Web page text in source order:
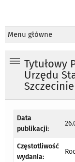
Menu główne
Tytułowy
Urzędu
Data
publikacji:
Częstotliwość
wydania: